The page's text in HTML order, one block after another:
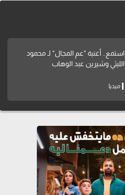
استمع.. أغنية "عم المجال" لـ محمود
الليثي وشيرين عبد الوهاب
ميديا